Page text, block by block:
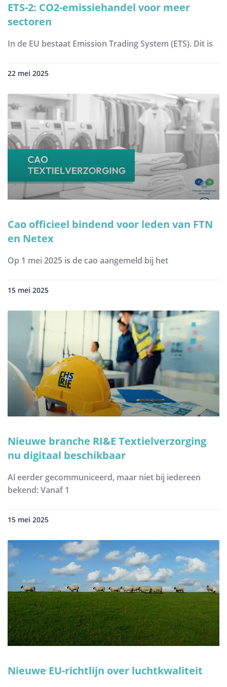
ETS-2: CO2-emissiehandel voor meer
sectoren
In de EU bestaat Emission Trading System (ETS). Dit is
22 mei 2025
Cao officieel bindend voor leden van FTN
en Netex
Op 1 mei 2025 is de cao aangemeld bij het
15 mei 2025
Nieuwe branche RI&E Textielverzorging
nu digitaal beschikbaar
Al eerder gecommuniceerd, maar niet bij iedereen
bekend: Vanaf 1
15 mei 2025
Nieuwe EU-richtlijn over luchtkwaliteit